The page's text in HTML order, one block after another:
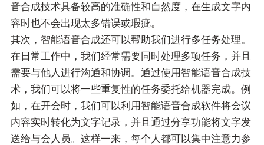
音合成技术具备较高的准确性和自然度，在生成文字内
容时也不会出现太多错误或瑕疵。
其次，智能语音合成还可以帮助我们进行多任务处理。
在日常工作中，我们经常需要同时处理多项任务，并且
需要与他人进行沟通和协调。通过使用智能语音合成技
术，我们可以将一些重复性的任务委托给机器完成。例
如，在开会时，我们可以利用智能语音合成软件将会议
内容实时转化为文字记录，并且通过分享功能将文字发
送给与会人员。这样一来，每个人都可以集中注意力参